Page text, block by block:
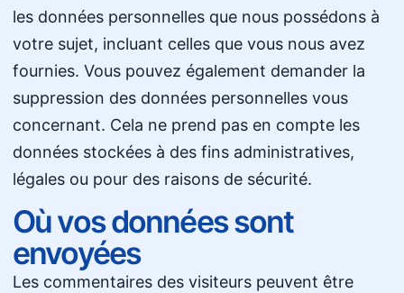
les données personnelles que nous possédons à
votre sujet, incluant celles que vous nous avez
fournies. Vous pouvez également demander la
suppression des données personnelles vous
concernant. Cela ne prend pas en compte les
données stockées à des fins administratives,
légales ou pour des raisons de sécurité.
Où vos données sont
envoyées
Les commentaires des visiteurs peuvent être